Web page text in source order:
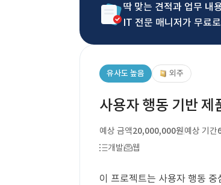
딱 맞는 견적과 업무 내
IT 전문 매니저가 무료
유사도 높음 외주
사용자 행동 기반 제
예상 금액20,000,000원예상 기간
개발
웹
이 프로젝트는 사용자 행동